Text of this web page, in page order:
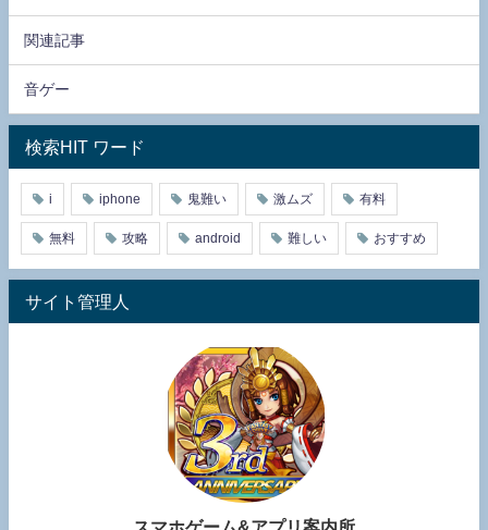
関連記事
音ゲー
検索HIT ワード
i iphone 鬼難い 激ムズ 有料
無料 攻略 android 難しい おすすめ
サイト管理人